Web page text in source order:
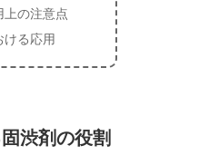
上の注意点
ける応用
渋剤の役割